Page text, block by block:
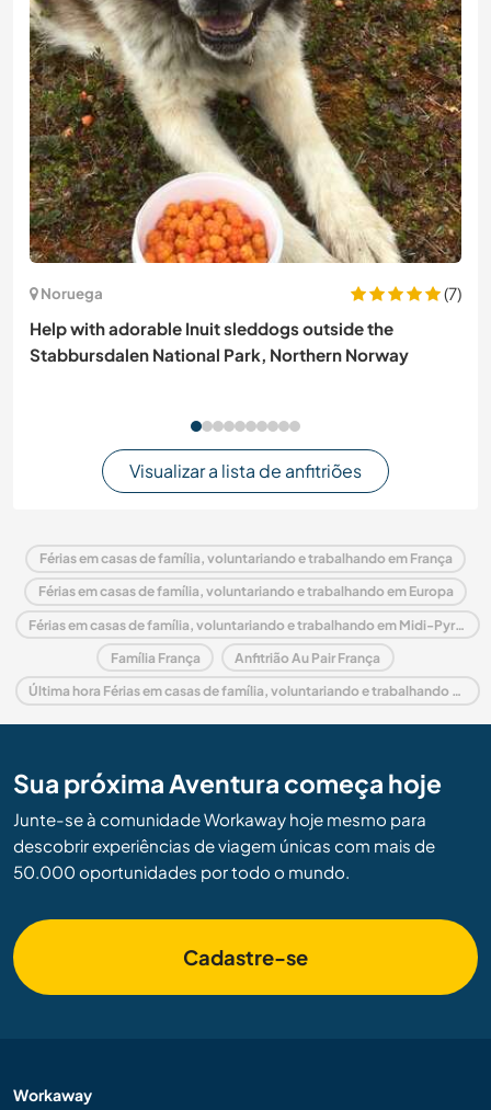
Noruega
(7)
Help with adorable Inuit sleddogs outside the
Stabbursdalen National Park, Northern Norway
Visualizar a lista de anfitriões
Férias em casas de família, voluntariando e trabalhando em França
Férias em casas de família, voluntariando e trabalhando em Europa
Férias em casas de família, voluntariando e trabalhando em Midi-Pyrénées
Família França Anfitrião Au Pair França
Última hora Férias em casas de família, voluntariando e trabalhando em França
Sua próxima Aventura começa hoje
Junte-se à comunidade Workaway hoje mesmo para
descobrir experiências de viagem únicas com mais de
50.000 oportunidades por todo o mundo.
Cadastre-se
Workaway